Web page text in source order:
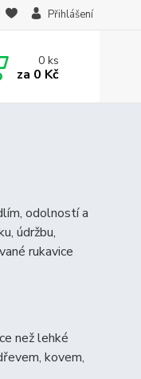
Přihlášení
0ks
za 0 Kč
odolností a
údržbu,
rukavice
než lehké
kovem,